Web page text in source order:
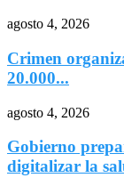
agosto 4, 2026
Crimen
20.000...
agosto 4, 2026
Gobierno
digitalizar la